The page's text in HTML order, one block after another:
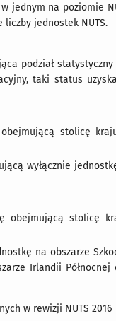
jednym na poziomie
liczby jednostek NUTS.
podział statystyczny
taki status
stolicę
wyłącznie
obejmującą stolicę
na obszarze
Irlandii Północnej
w rewizji NUTS 2016